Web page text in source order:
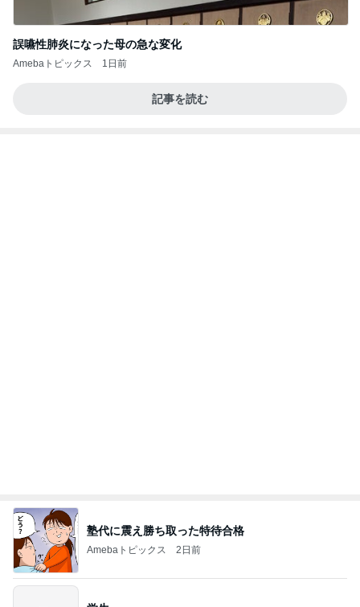
誤嚥性肺炎になった母の急な変化
Amebaトピックス 1日前
記事を読む
塾代に震え勝ち取った特待合格
Amebaトピックス 2日前